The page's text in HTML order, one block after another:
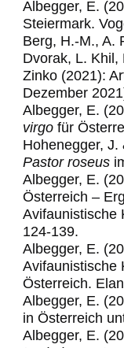
Albegger, E.
Steiermark.
Berg, H.-M., A.
Dvorak, L. Khil,
Zinko (2021):
Dezember
Albegger, E.
virgo für
Hohenegger,
Pastor roseus
Albegger, E.
Österreich –
Avifaunistische­
124-139.
Albegger, E.
Avifaunistische
Österreich.
Albegger, E.
in Österreich
Albegger, E.